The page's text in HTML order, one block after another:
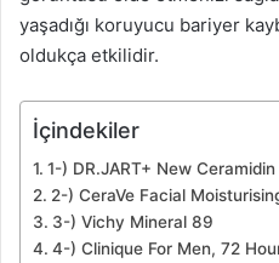
yaşadığı koruyucu bariyer
oldukça etkilidir.
İçindekiler
1-) DR.JART+ New Ceramidin
2-) CeraVe Facial
3-) Vichy Mineral 89
4-) Clinique For Men, 72